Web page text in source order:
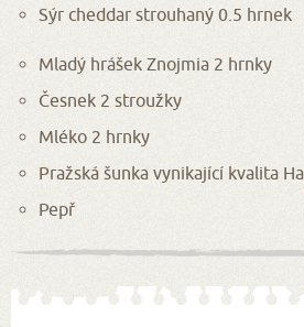
Sýr cheddar strouhaný 0.5 hrnek
Mladý hrášek Znojmia 2 hrnky
Česnek 2 stroužky
Mléko 2 hrnky
Pražská šunka vynikající kvalita
Pepř